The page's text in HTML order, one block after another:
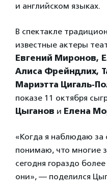
и английском языках.
В спектакле
известные актеры
Евгений Миронов,
Алиса Фрейндлих,
Мариэтта Цигаль-
показе 11 октября
Цыганов и Елена
«Когда я наблюдаю за
понимаю, что многие
сегодня гораздо
они», — поделился